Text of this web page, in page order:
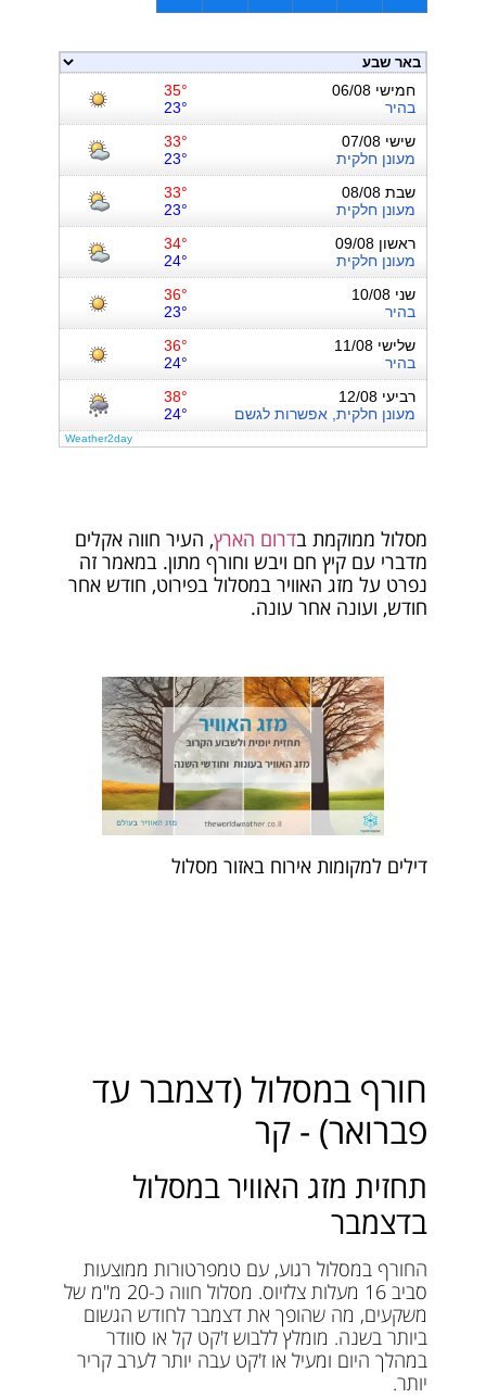
מסלול ממוקמת בדרום הארץ, העיר חווה אקלים
מדברי עם קיץ חם ויבש וחורף מתון. במאמר זה
נפרט על מזג האוויר במסלול בפירוט, חודש אחר
חודש, ועונה אחר עונה.
דילים למקומות אירוח באזור מסלול
חורף במסלול (דצמבר עד
פברואר) - קר
תחזית מזג האוויר במסלול
בדצמבר
החורף במסלול רגוע, עם טמפרטורות ממוצעות
סביב 16 מעלות צלזיוס. מסלול חווה כ-20 מ"מ של
משקעים, מה שהופך את דצמבר לחודש הגשום
ביותר בשנה. מומלץ ללבוש ז'קט קל או סוודר
במהלך היום ומעיל או ז'קט עבה יותר לערב קריר
יותר.